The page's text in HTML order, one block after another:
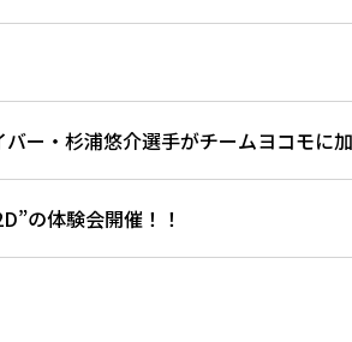
ー・杉浦悠介選手がチームヨコモに
の体験会開催！！